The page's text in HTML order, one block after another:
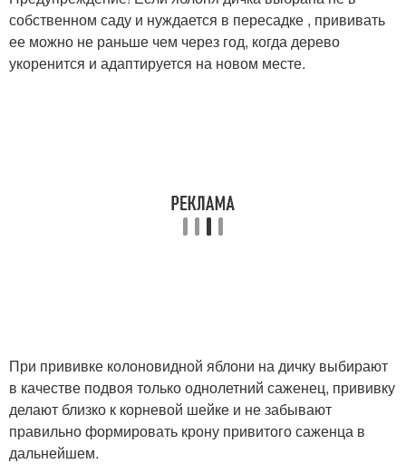
собственном саду и нуждается в пересадке , прививать
ее можно не раньше чем через год, когда дерево
укоренится и адаптируется на новом месте.
При прививке колоновидной яблони на дичку выбирают
в качестве подвоя только однолетний саженец, прививку
делают близко к корневой шейке и не забывают
правильно формировать крону привитого саженца в
дальнейшем.